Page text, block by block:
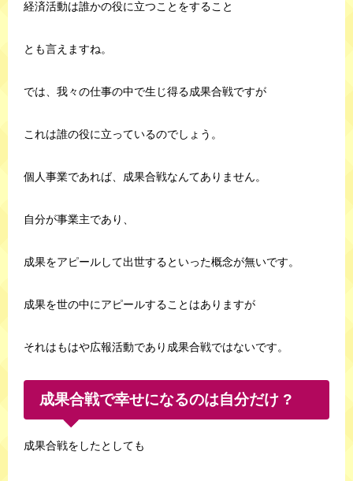
経済活動は誰かの役に立つことをすること
とも言えますね。
では、我々の仕事の中で生じ得る成果合戦ですが
これは誰の役に立っているのでしょう。
個人事業であれば、成果合戦なんてありません。
自分が事業主であり、
成果をアピールして出世するといった概念が無いです。
成果を世の中にアピールすることはありますが
それはもはや広報活動であり成果合戦ではないです。
成果合戦で幸せになるのは自分だけ ?
成果合戦をしたとしても